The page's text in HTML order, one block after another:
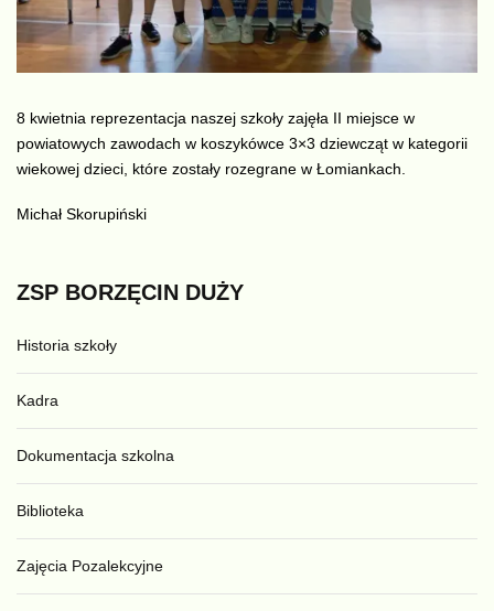
8 kwietnia reprezentacja naszej szkoły zajęła II miejsce w
powiatowych zawodach w koszykówce 3×3 dziewcząt w kategorii
wiekowej dzieci, które zostały rozegrane w Łomiankach.
Michał Skorupiński
ZSP BORZĘCIN DUŻY
Historia szkoły
Kadra
Dokumentacja szkolna
Biblioteka
Zajęcia Pozalekcyjne